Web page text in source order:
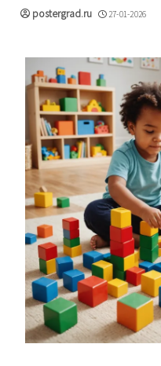
postergrad.ru 27-01-2026